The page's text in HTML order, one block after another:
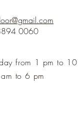
0060
from 1 pm to
to 6 pm